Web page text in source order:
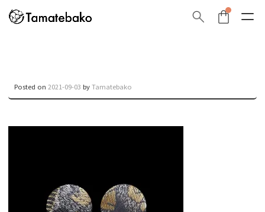
Posted on 2021-09-03 byTamatebako